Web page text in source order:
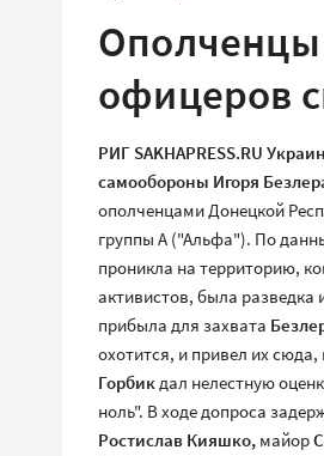
Ополченцы
офицеров
РИГ SAKHAPRESS.RU
самообороны Игоря
ополченцами Донецкой
группы А ("Альфа"). По
проникла на территорию,
активистов, была разведка
прибыла для захвата
охотится, и привел их
Горбикдал нелестную
ноль". В ходе допроса
Ростислав Кияшко, майор